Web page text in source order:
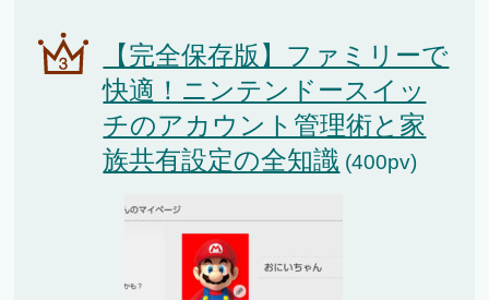
【完全保存版】ファミリーで
快適！ニンテンドースイッ
チのアカウント管理術と家
族共有設定の全知識 (400pv)